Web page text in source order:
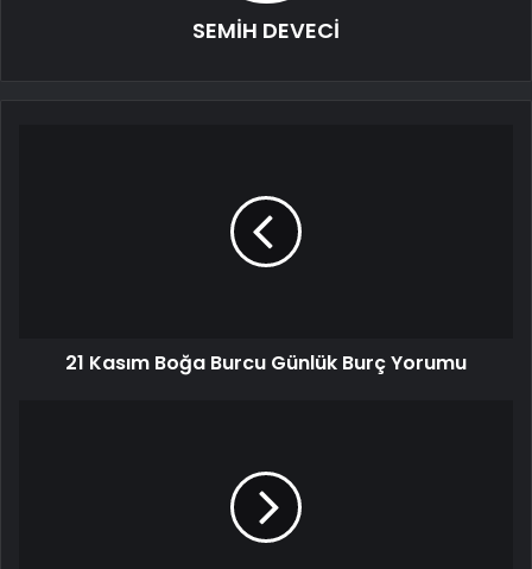
SEMİH DEVECİ
21 Kasım Boğa Burcu Günlük Burç Yorumu